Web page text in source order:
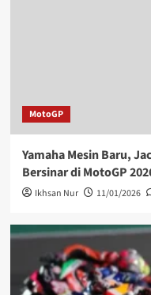
MotoGP
Yamaha Mesin Baru,
Bersinar di MotoGP
Ikhsan Nur 11/01/2026